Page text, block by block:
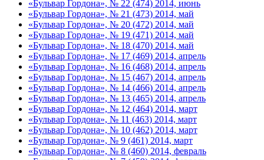
«Бульвар Гордона», № 22 (474) 2014, июнь
«Бульвар Гордона», № 21 (473) 2014, май
«Бульвар Гордона», № 20 (472) 2014, май
«Бульвар Гордона», № 19 (471) 2014, май
«Бульвар Гордона», № 18 (470) 2014, май
«Бульвар Гордона», № 17 (469) 2014, апрель
«Бульвар Гордона», № 16 (468) 2014, апрель
«Бульвар Гордона», № 15 (467) 2014, апрель
«Бульвар Гордона», № 14 (466) 2014, апрель
«Бульвар Гордона», № 13 (465) 2014, апрель
«Бульвар Гордона», № 12 (464) 2014, март
«Бульвар Гордона», № 11 (463) 2014, март
«Бульвар Гордона», № 10 (462) 2014, март
«Бульвар Гордона», № 9 (461) 2014, март
«Бульвар Гордона», № 8 (460) 2014, февраль